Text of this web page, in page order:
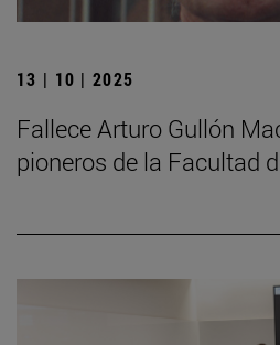
13 | 10 | 2025
Fallece Arturo Gullón
pioneros de la Facultad